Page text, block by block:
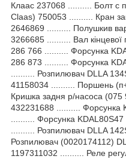
Клаас 237068 .......... Болт c
Claas) 750053 .......... Кран
2646869 .......... Полушкив
3266685 .......... Вал
286 766 .......... Форсунка
286 873 .......... Форсунка
.......... Розпилювач DLLA
41158034 .......... Поршень
Кришка задня р/насоса (075
432231688 .......... Форсунка
.......... Форсунка
.......... Розпилювач DLLA
Розпилювач (0020174112)
1197311032 .......... Реле